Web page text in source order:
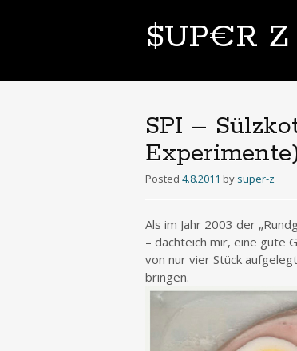
$UP€R
SPI –
Posted 4.8.2011 by super-z
Als im Jahr 2003 der
– dachteich mir, eine gute
von nur vier Stück
bringen.